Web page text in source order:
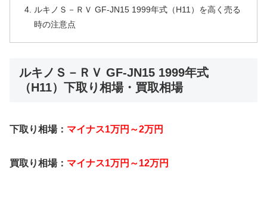
ルキノＳ－ＲＶ GF-JN15 1999年式（H11）を高く売る
時の注意点
ルキノＳ－ＲＶ GF-JN15 1999年式
（H11）下取り相場・買取相場
下取り相場： マイナス1万円～2万円
買取り相場： マイナス1万円～12万円